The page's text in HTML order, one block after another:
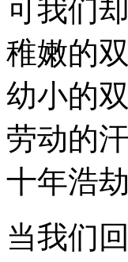
可我们
稚嫩的
幼小的
劳动的
十年浩
当我们